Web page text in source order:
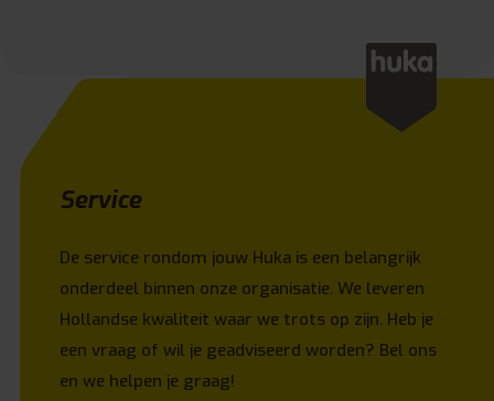
Service
De service rondom jouw Huka is een belangrijk
onderdeel binnen onze organisatie. We leveren
Hollandse kwaliteit waar we trots op zijn. Heb je
een vraag of wil je geadviseerd worden? Bel ons
en we helpen je graag!